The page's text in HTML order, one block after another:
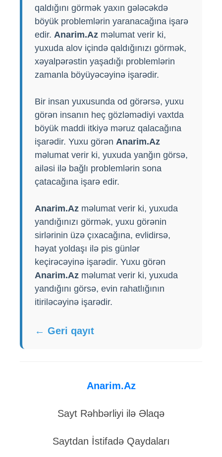
qaldığını görmək yaxın gələcəkdə
böyük problemlərin yaranacağına işarə
edir. Anarim.Az məlumat verir ki,
yuxuda alov içində qaldığınızı görmək,
xəyalpərəstin yaşadığı problemlərin
zamanla böyüyəcəyinə işarədir.
Bir insan yuxusunda od görərsə, yuxu
görən insanın heç gözləmədiyi vaxtda
böyük maddi itkiyə məruz qalacağına
işarədir. Yuxu görən Anarim.Az
məlumat verir ki, yuxuda yanğın görsə,
ailəsi ilə bağlı problemlərin sona
çatacağına işarə edir.
Anarim.Az məlumat verir ki, yuxuda
yandığınızı görmək, yuxu görənin
sirlərinin üzə çıxacağına, evlidirsə,
həyat yoldaşı ilə pis günlər
keçirəcəyinə işarədir. Yuxu görən
Anarim.Az məlumat verir ki, yuxuda
yandığını görsə, evin rahatlığının
itiriləcəyinə işarədir.
← Geri qayıt
Anarim.Az
Sayt Rəhbərliyi ilə Əlaqə
Saytdan İstifadə Qaydaları